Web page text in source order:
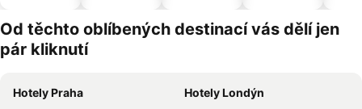
domácí
zvířata
Od těchto oblíbených destinací vás dělí jen
pár kliknutí
Hotely Praha
Hotely Londýn